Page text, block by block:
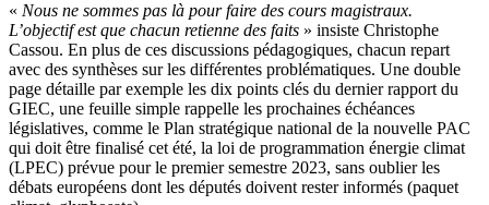
« Nous ne sommes pas là pour faire des cours magistraux.
L’objectif est que chacun retienne des faits » insiste Christophe
Cassou. En plus de ces discussions pédagogiques, chacun repart
avec des synthèses sur les différentes problématiques. Une double
page détaille par exemple les dix points clés du dernier rapport du
GIEC, une feuille simple rappelle les prochaines échéances
législatives, comme le Plan stratégique national de la nouvelle PAC
qui doit être finalisé cet été, la loi de programmation énergie climat
(LPEC) prévue pour le premier semestre 2023, sans oublier les
débats européens dont les députés doivent rester informés (paquet